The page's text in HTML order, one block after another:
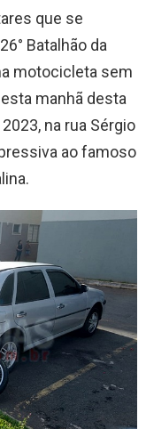
que se
Batalhão da
motocicleta sem
manhã desta
na rua Sérgio
ao famoso